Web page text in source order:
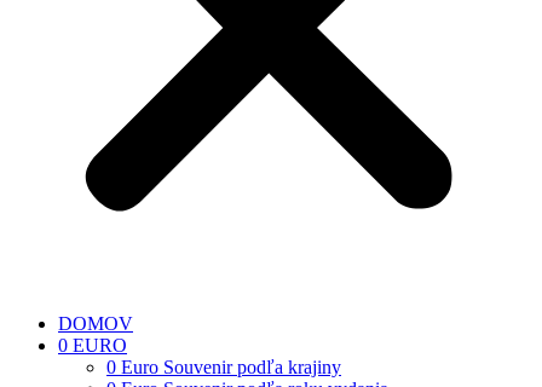
DOMOV
0 EURO
0 Euro Souvenir podľa krajiny